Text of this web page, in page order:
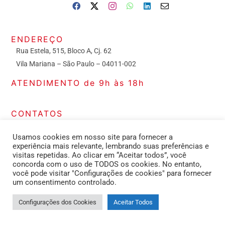
ENDEREÇO
Rua Estela, 515, Bloco A, Cj. 62
Vila Mariana – São Paulo – 04011-002
ATENDIMENTO de 9h às 18h
CONTATOS
Usamos cookies em nosso site para fornecer a
experiência mais relevante, lembrando suas preferências e
visitas repetidas. Ao clicar em “Aceitar todos”, você
concorda com o uso de TODOS os cookies. No entanto,
você pode visitar "Configurações de cookies" para fornecer
um consentimento controlado.
Configurações dos Cookies Aceitar Todos